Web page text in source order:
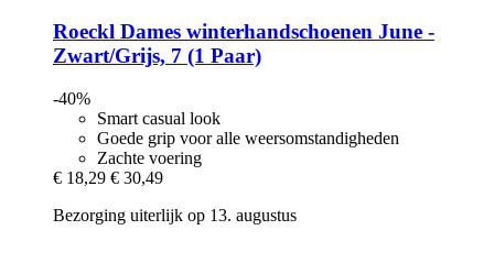
Roeckl Dames winterhandschoenen June -​
Zwart/Grijs, 7 (1 Paar)
-40%
Smart casual look
Goede grip voor alle weersomstandigheden
Zachte voering
€ 18,29 € 30,49
Bezorging uiterlijk op 13. augustus